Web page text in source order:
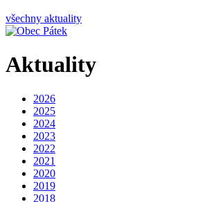
všechny aktuality
Aktuality
2026
2025
2024
2023
2022
2021
2020
2019
2018